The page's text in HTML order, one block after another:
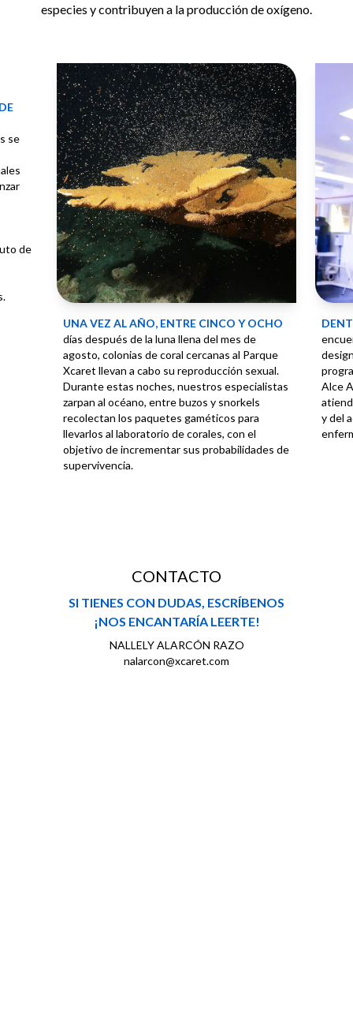
especies y contribuyen a la producción de oxígeno.
se
de
Una vez al año, entre cinco y ocho
días después de la luna llena del mes de
agosto, colonias de coral cercanas al Parque
Xcaret llevan a cabo su reproducción sexual.
Durante estas noches, nuestros especialistas
zarpan al océano, entre buzos y snorkels
recolectan los paquetes gaméticos para
llevarlos al laboratorio de corales, con el
objetivo de incrementar sus probabilidades de
supervivencia.
Alce
y del
CONTACTO
SI TIENES CON DUDAS, ESCRÍBENOS
¡NOS ENCANTARÍA LEERTE!
NALLELY ALARCÓN RAZO
nalarcon@xcaret.com